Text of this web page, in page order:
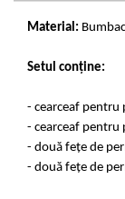
Material:
Setul conține:
- cearceaf pentru
- cearceaf pentru
- două fețe de
- două fețe de